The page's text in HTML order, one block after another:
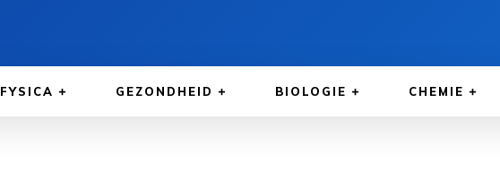
FYSICA GEZONDHEID BIOLOGIE CHEMIE